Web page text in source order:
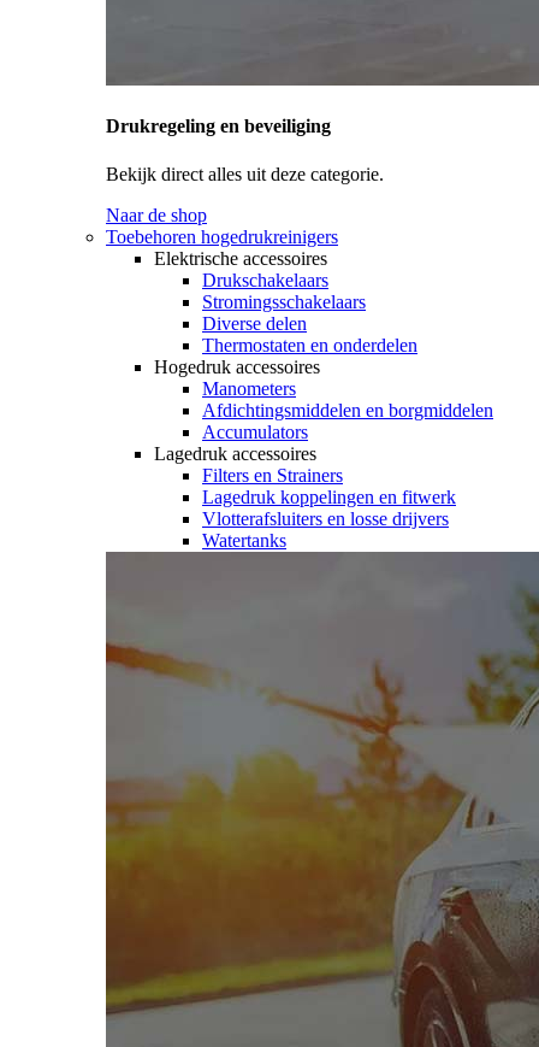
Drukregeling en beveiliging
Bekijk direct alles uit deze categorie.
Naar de shop
Toebehoren hogedrukreinigers
Elektrische accessoires
Drukschakelaars
Stromingsschakelaars
Diverse delen
Thermostaten en onderdelen
Hogedruk accessoires
Manometers
Afdichtingsmiddelen en borgmiddelen
Accumulators
Lagedruk accessoires
Filters en Strainers
Lagedruk koppelingen en fitwerk
Vlotterafsluiters en losse drijvers
Watertanks